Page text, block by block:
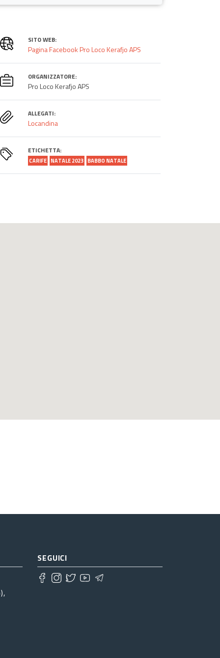
SITO WEB:
Pagina Facebook Pro Loco Kerafjo APS
ORGANIZZATORE:
Pro Loco Kerafjo APS
ALLEGATI:
Locandina
ETICHETTA:
CARIFE NATALE 2023 BABBO NATALE
SEGUICI